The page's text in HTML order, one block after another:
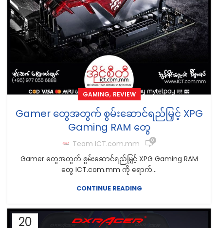
GAMING, REVIEW
Gamer တွေအတွက် စွမ်းဆောင်ရည်မြှင့် XPG
Gaming RAM တွေ
Team ICT.com.mm 0
Gamer တွေအတွက် စွမ်းဆောင်ရည်မြှင့် XPG Gaming RAM
တွေ ICT.com.mm ကို ရောက်...
CONTINUE READING
20